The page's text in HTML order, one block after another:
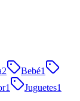
2 Bebé1
1 Juguetes1